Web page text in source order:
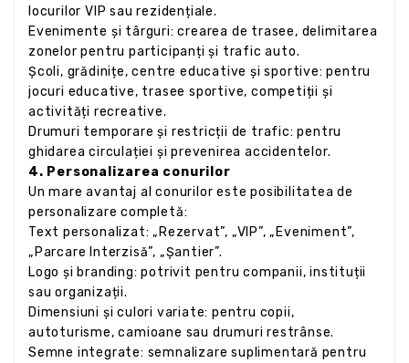
locurilor VIP sau rezidențiale.
Evenimente și târguri: crearea de trasee, delimitarea
zonelor pentru participanți și trafic auto.
Școli, grădinițe, centre educative și sportive: pentru
jocuri educative, trasee sportive, competiții și
activități recreative.
Drumuri temporare și restricții de trafic: pentru
ghidarea circulației și prevenirea accidentelor.
4. Personalizarea conurilor
Un mare avantaj al conurilor este posibilitatea de
personalizare completă:
Text personalizat: „Rezervat”, „VIP”, „Eveniment”,
„Parcare Interzisă”, „Șantier”.
Logo și branding: potrivit pentru companii, instituții
sau organizații.
Dimensiuni și culori variate: pentru copii,
autoturisme, camioane sau drumuri restrânse.
Semne integrate: semnalizare suplimentară pentru